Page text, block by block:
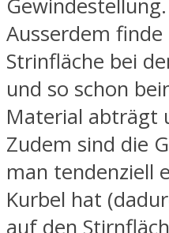
Gewindestellung.
Ausserdem
Strinfläche bei
und so schon
Material abträgt
Zudem sind die
man tendenziell
Kurbel hat
auf den